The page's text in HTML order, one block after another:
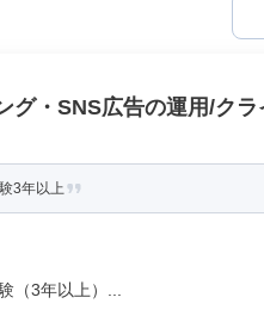
グ・SNS広告の運用/クラ
3年以上
（3年以上）...